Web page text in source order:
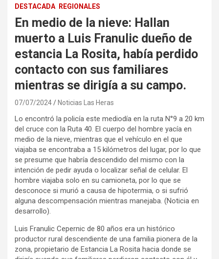
DESTACADA REGIONALES
En medio de la nieve: Hallan
muerto a Luis Franulic dueño de
estancia La Rosita, había perdido
contacto con sus familiares
mientras se dirigía a su campo.
07/07/2024 Noticias Las Heras
Lo encontró la policía este mediodía en la ruta N°9 a 20 km
del cruce con la Ruta 40. El cuerpo del hombre yacía en
medio de la nieve, mientras que el vehículo en el que
viajaba se encontraba a 15 kilómetros del lugar, por lo que
se presume que habría descendido del mismo con la
intención de pedir ayuda o localizar señal de celular. El
hombre viajaba solo en su camioneta, por lo que se
desconoce si murió a causa de hipotermia, o si sufrió
alguna descompensación mientras manejaba. (Noticia en
desarrollo).
Luis Franulic Cepernic de 80 años era un histórico
productor rural descendiente de una familia pionera de la
zona, propietario de Estancia La Rosita hacia donde se